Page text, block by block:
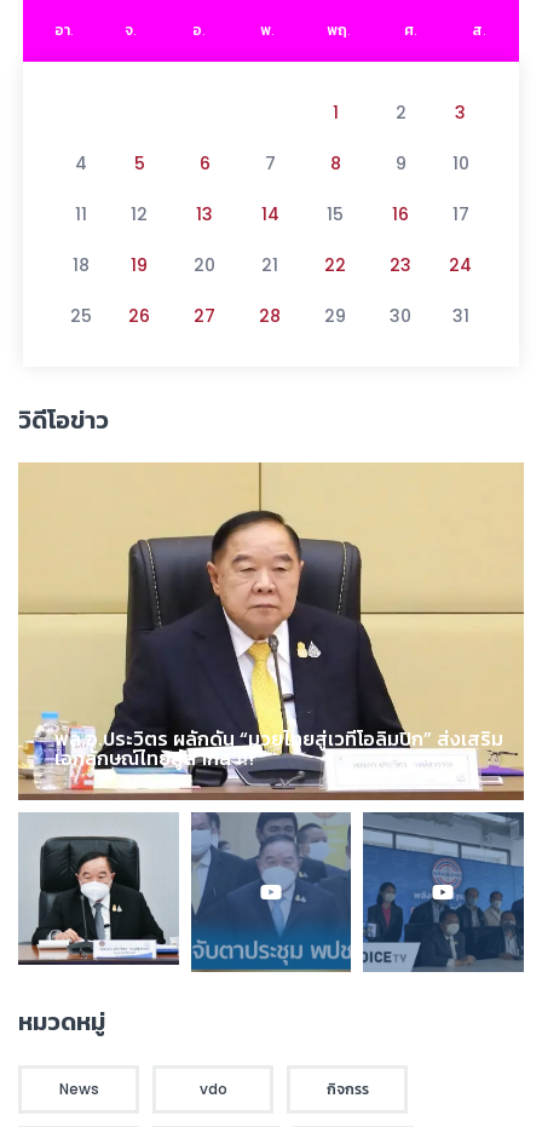
อา. จ. อ. พ. พฤ. ศ. ส.
1 2 3
4 5 6 7 8 9 10
11 12 13 14 15 16 17
18 19 20 21 22 23 24
25 26 27 28 29 30 31
วิดีโอข่าว
พล.อ.ประวิตร ผลักดัน “มวยไทยสู่เวทีโอลิมปิก” ส่งเสริม
เอกลักษณ์ไทยสู่สากล !!!
หมวดหมู่
News vdo กิจกรร